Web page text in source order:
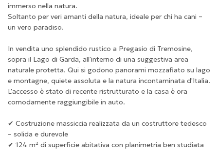
immerso nella natura.
Soltanto per veri amanti della natura, ideale per chi ha cani –
un vero paradiso.
In vendita uno splendido rustico a Pregasio di Tremosine,
sopra il Lago di Garda, all'interno di una suggestiva area
naturale protetta. Qui si godono panorami mozzafiato su lago
e montagne, quiete assoluta e la natura incontaminata d'Italia.
L'accesso è stato di recente ristrutturato e la casa è ora
comodamente raggiungibile in auto.
✔ Costruzione massiccia realizzata da un costruttore tedesco
– solida e durevole
✔ 124 m² di superficie abitativa con planimetria ben studiata